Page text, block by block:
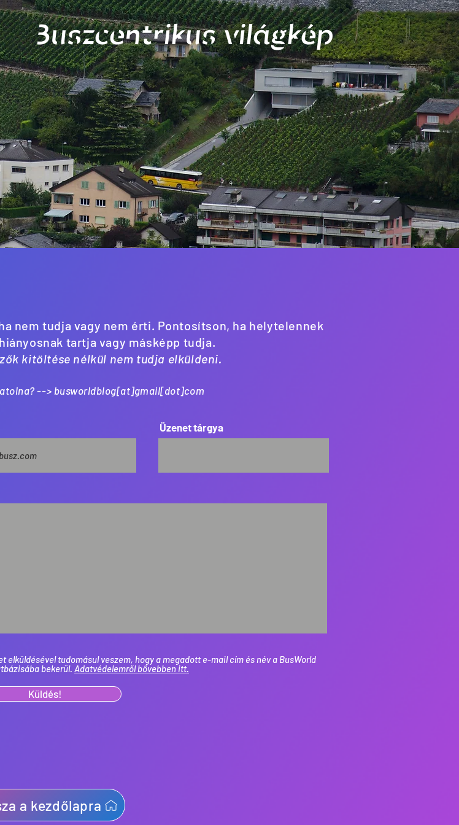
Buszcentrikus világkép
nem tudja vagy nem érti. Pontosítson, ha helytelennek
tartja vagy másképp tudja.
kitöltése nélkül nem tudja elküldeni.
--> busworldblog[at]gmail[dot]com
Üzenet tárgya
elküldésével tudomásul veszem, hogy a megadott e-mail cím és név a BusWorld
bekerül. Adatvédelemről bővebben itt.
Küldés!
a kezdőlapra